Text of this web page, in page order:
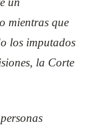
mientras que
los imputados
la Corte